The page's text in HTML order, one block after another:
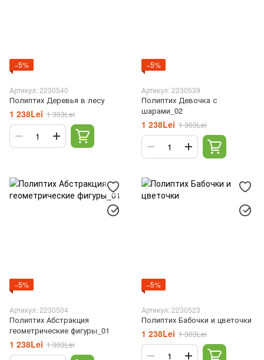
−5%
Артикул: 2230540
Полиптих Деревья в лесу
1 238Lei 1 303Lei
−5%
Артикул: 2230539
Полиптих Девочка с
шарами_02
1 238Lei 1 303Lei
−5%
Артикул: 2230504
Полиптих Абстракция
геометрические фигуры_01
1 238Lei 1 303Lei
−5%
Артикул: 2230523
Полиптих Бабочки и цветочки
1 238Lei 1 303Lei